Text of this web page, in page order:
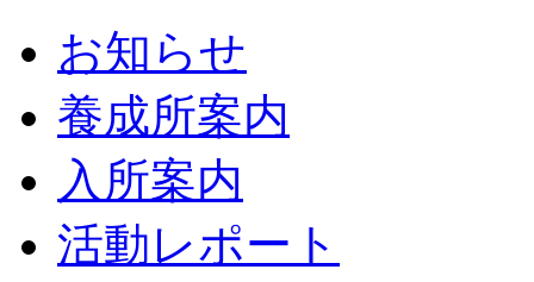
お知らせ
養成所案内
入所案内
活動レポート